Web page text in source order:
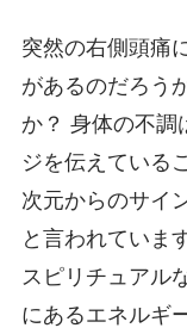
突然の右側頭痛
があるのだろう
か？ 身体の不調
ジを伝えている
次元からのサイ
と言われていま
スピリチュアル
にあるエネルギ